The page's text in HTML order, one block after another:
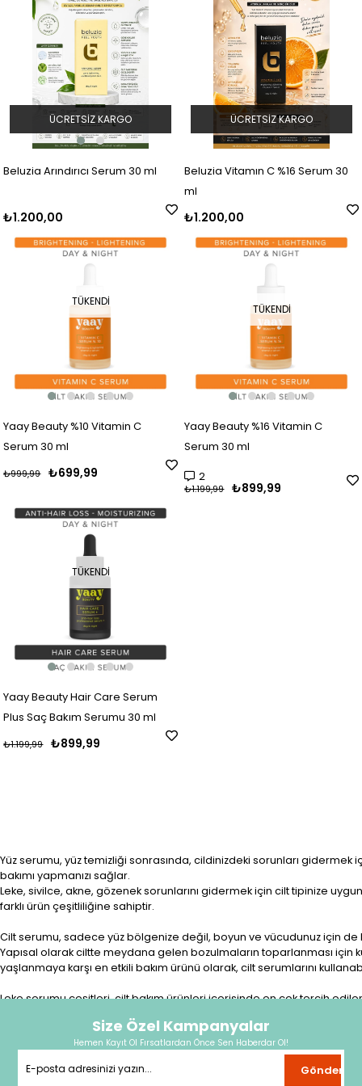
Beluzia Arındırıcı Serum 30 ml
₺1.200,00
ÜCRETSIZ KARGO
Beluzia Vitamın C %16 Serum 30
ml
₺1.200,00
ÜCRETSIZ KARGO
TÜKENDI
Yaay Beauty %10 Vitamin C
Serum 30 ml
₺699,99
₺999,99
TÜKENDI
Yaay Beauty %16 Vitamin C
Serum 30 ml
2
₺899,99
₺1.199,99
TÜKENDI
Yaay Beauty Hair Care Serum
Plus Saç Bakım Serumu 30 ml
₺899,99
₺1.199,99
Yüz serumu, yüz temizliği sonrasında, cildinizdeki sorunları
bakımı yapmanızı sağlar.
Leke, sivilce, akne, gözenek sorunlarını gidermek için cilt tipinize
farklı ürün çeşitliliğine sahiptir.
Cilt serumu, sadece yüz bölgenize değil, boyun ve vücudunuz için
Yapısal olarak ciltte meydana gelen bozulmaların toparlanması için
yaşlanmaya karşı en etkili bakım ürünü olarak, cilt serumlarını
Leke serumu çeşitleri, cilt bakım ürünleri içerisinde en çok tercih
Leke serumu çeşitlerinin etkisini göstermesi için doğru şekilde ve
arasından seçiminizi yapabilirsiniz.
Yüz bakım serumu, cilt bakımında çok yönlü kullanım ayrıcalığı
Size Özel Kampanyalar
Hemen Kayıt Ol Fırsatlardan Önce Sen Haberdar Ol!
Gönder